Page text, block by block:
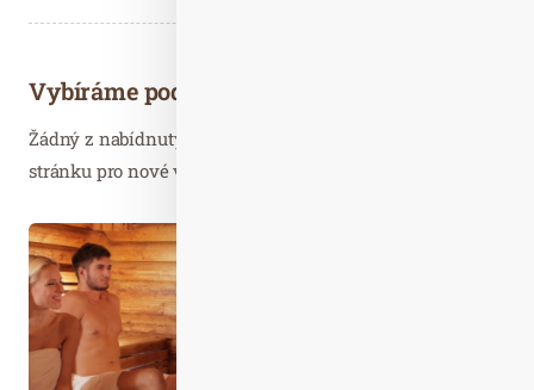
Vybíráme podobné články
Žádný z nabídnutých článků vás nezajímá? Aktualizujte
stránku pro nové výsledky...